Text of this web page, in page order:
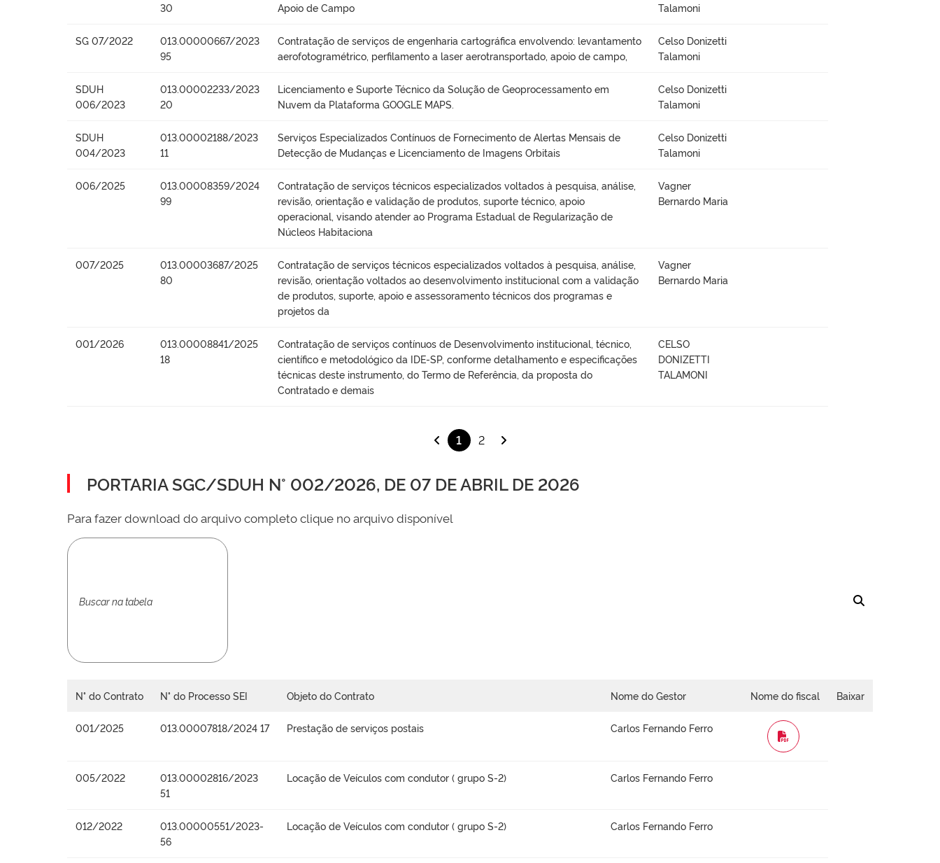
30
Apoio de Campo
Talamoni
SG 07/2022
013.00000667/2023
95
Contratação de serviços de engenharia cartográfica envolvendo: levantamento
aerofotogramétrico, perfilamento a laser aerotransportado, apoio de campo,
Celso Donizetti
Talamoni
SDUH
006/2023
013.00002233/2023
20
Licenciamento e Suporte Técnico da Solução de Geoprocessamento em
Nuvem da Plataforma GOOGLE MAPS.
Celso Donizetti
Talamoni
SDUH
004/2023
013.00002188/2023
11
Serviços Especializados Contínuos de Fornecimento de Alertas Mensais de
Detecção de Mudanças e Licenciamento de Imagens Orbitais
Celso Donizetti
Talamoni
006/2025
013.00008359/2024
99
Contratação de serviços técnicos especializados voltados à pesquisa, análise,
revisão, orientação e validação de produtos, suporte técnico, apoio
operacional, visando atender ao Programa Estadual de Regularização de
Núcleos Habitaciona
Vagner
Bernardo Maria
007/2025
013.00003687/2025
80
Contratação de serviços técnicos especializados voltados à pesquisa, análise,
revisão, orientação voltados ao desenvolvimento institucional com a validação
de produtos, suporte, apoio e assessoramento técnicos dos programas e
projetos da
Vagner
Bernardo Maria
001/2026
013.00008841/2025
18
Contratação de serviços contínuos de Desenvolvimento institucional, técnico,
científico e metodológico da IDE-SP, conforme detalhamento e especificações
técnicas deste instrumento, do Termo de Referência, da proposta do
Contratado e demais
CELSO
DONIZETTI
TALAMONI
1 2
PORTARIA SGC/SDUH N° 002/2026, DE 07 DE ABRIL DE 2026
Para fazer download do arquivo completo clique no arquivo disponível
N° do Contrato N° do Processo SEI Objeto do Contrato Nome do Gestor Nome do fiscal Baixar
001/2025 013.00007818/2024 17 Prestação de serviços postais Carlos Fernando Ferro
WORD
005/2022
013.00002816/2023
51
Locação de Veículos com condutor ( grupo S-2) Carlos Fernando Ferro
012/2022
013.00000551/2023-
56
Locação de Veículos com condutor ( grupo S-2) Carlos Fernando Ferro